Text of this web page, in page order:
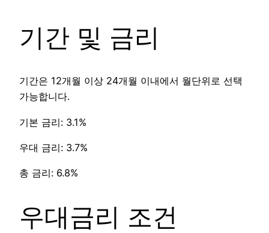
기간 및 금리
기간은 12개월 이상 24개월 이내에서 월단위로 선택
가능합니다.
기본 금리: 3.1%
우대 금리: 3.7%
총 금리: 6.8%
우대금리 조건